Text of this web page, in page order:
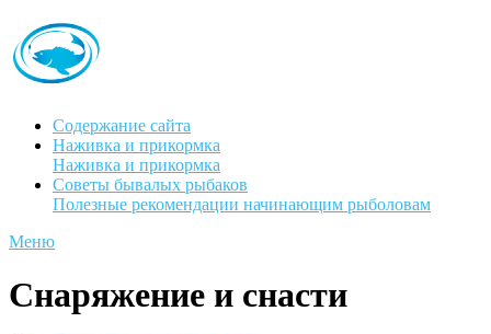
Содержание сайта
Наживка и прикормка
Наживка и прикормка
Советы бывалых рыбаков
Полезные рекомендации начинающим рыболовам
Меню
Снаряжение и снасти